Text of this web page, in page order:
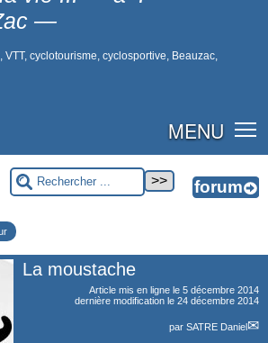
—
VTT, cyclotourisme, cyclosportive, Beauzac,
MENU
La moustache
Article mis en ligne le 5 décembre 2014
dernière modification le 24 décembre 2014
par SATRE Daniel